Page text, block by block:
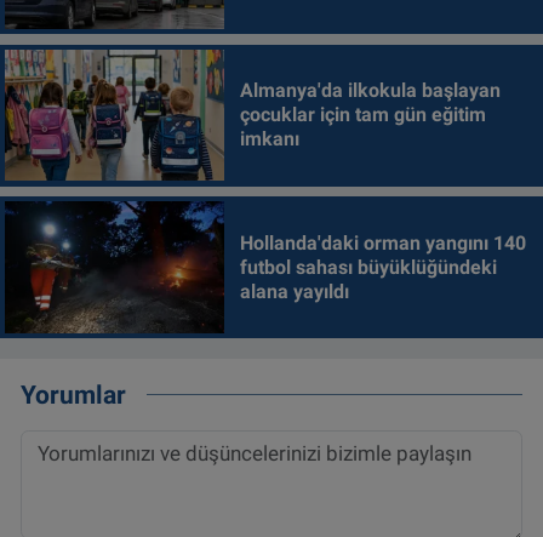
Almanya'da ilkokula başlayan
çocuklar için tam gün eğitim
imkanı
Hollanda'daki orman yangını 140
futbol sahası büyüklüğündeki
alana yayıldı
Yorumlar